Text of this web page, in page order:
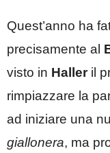
Quest’anno ha
precisamente al
visto in Halleril
rimpiazzare la
ad iniziare una
giallonera, ma